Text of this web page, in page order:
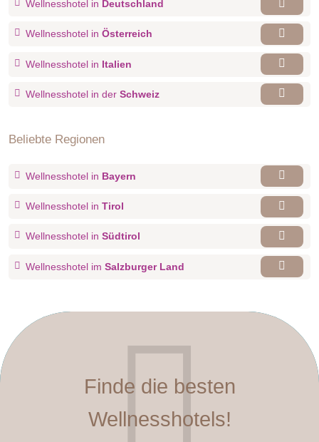
Wellnesshotel in Deutschland
Wellnesshotel in Österreich
Wellnesshotel in Italien
Wellnesshotel in der Schweiz
Beliebte Regionen
Wellnesshotel in Bayern
Wellnesshotel in Tirol
Wellnesshotel in Südtirol
Wellnesshotel im Salzburger Land
Finde die besten
Wellnesshotels!